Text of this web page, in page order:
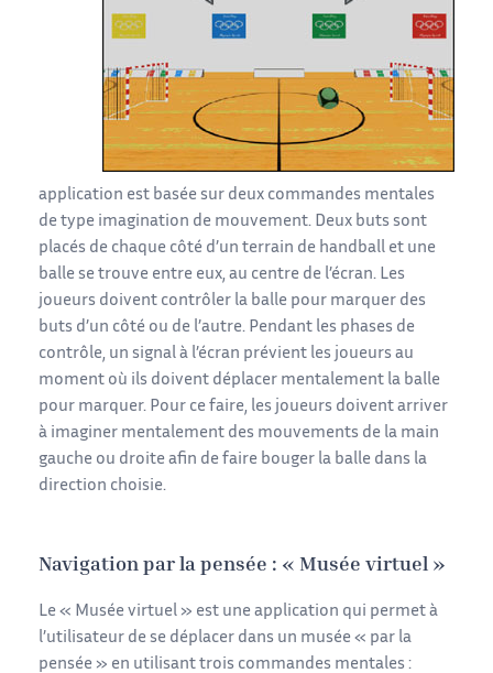
application est basée sur deux commandes mentales
de type imagination de mouvement. Deux buts sont
placés de chaque côté d’un terrain de handball et une
balle se trouve entre eux, au centre de l’écran. Les
joueurs doivent contrôler la balle pour marquer des
buts d’un côté ou de l’autre. Pendant les phases de
contrôle, un signal à l’écran prévient les joueurs au
moment où ils doivent déplacer mentalement la balle
pour marquer. Pour ce faire, les joueurs doivent arriver
à imaginer mentalement des mouvements de la main
gauche ou droite afin de faire bouger la balle dans la
direction choisie.
Navigation par la pensée : « Musée virtuel »
Le « Musée virtuel » est une application qui permet à
l’utilisateur de se déplacer dans un musée « par la
pensée » en utilisant trois commandes mentales :